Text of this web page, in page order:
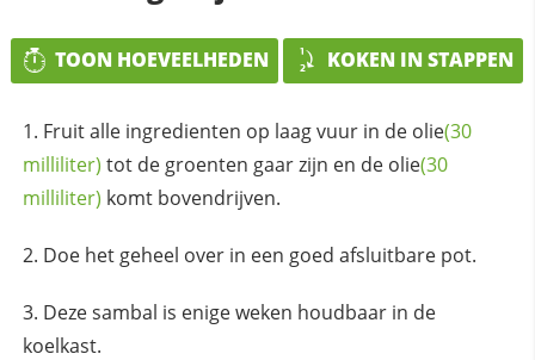
TOON HOEVEELHEDEN KOKEN IN STAPPEN
Fruit alle ingredienten op laag vuur in de olie(30
milliliter) tot de groenten gaar zijn en de olie(30
milliliter) komt bovendrijven.
Doe het geheel over in een goed afsluitbare pot.
Deze sambal is enige weken houdbaar in de
koelkast.